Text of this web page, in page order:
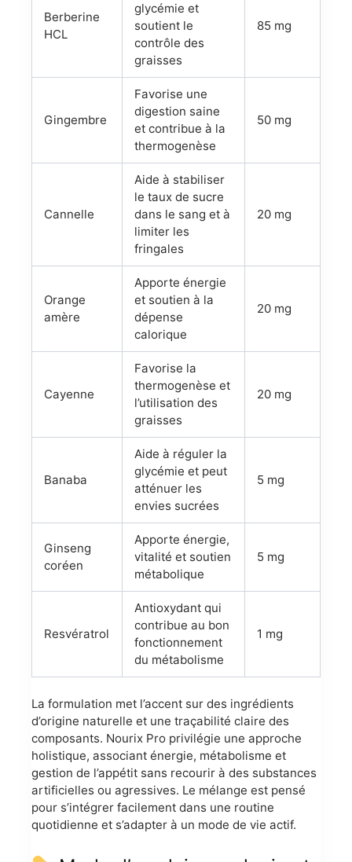
Berberine
HCL
glycémie et
soutient le
contrôle des
graisses
85 mg
Gingembre
Favorise une
digestion saine
et contribue à la
thermogenèse
50 mg
Cannelle
Aide à stabiliser
le taux de sucre
dans le sang et à
limiter les
fringales
20 mg
Orange
amère
Apporte énergie
et soutien à la
dépense
calorique
20 mg
Cayenne
Favorise la
thermogenèse et
l’utilisation des
graisses
20 mg
Banaba
Aide à réguler la
glycémie et peut
atténuer les
envies sucrées
5 mg
Ginseng
coréen
Apporte énergie,
vitalité et soutien
métabolique
5 mg
Resvératrol
Antioxydant qui
contribue au bon
fonctionnement
du métabolisme
1 mg
La formulation met l’accent sur des ingrédients
d’origine naturelle et une traçabilité claire des
composants. Nourix Pro privilégie une approche
holistique, associant énergie, métabolisme et
gestion de l’appétit sans recourir à des substances
artificielles ou agressives. Le mélange est pensé
pour s’intégrer facilement dans une routine
quotidienne et s’adapter à un mode de vie actif.